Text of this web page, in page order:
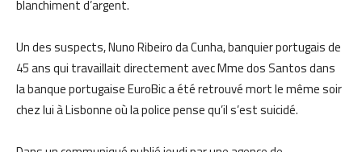
blanchiment d’argent.
Un des suspects, Nuno Ribeiro da Cunha, banquier portugais de
45 ans qui travaillait directement avec Mme dos Santos dans
la banque portugaise EuroBic a été retrouvé mort le même soir
chez lui à Lisbonne où la police pense qu’il s’est suicidé.